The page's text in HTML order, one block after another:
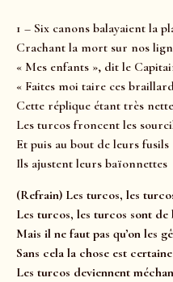
1 – Six canons balayaient la
Crachant la mort sur nos
« Mes enfants », dit le
« Faites moi taire ces
Cette réplique étant très nette
Les turcos froncent les
Et puis au bout de leurs fusils
Ils ajustent leurs baïonnettes
(Refrain) Les turcos, les
Les turcos, les turcos sont de
Mais il ne faut pas qu’on les
Sans cela la chose est certaine
Les turcos deviennent